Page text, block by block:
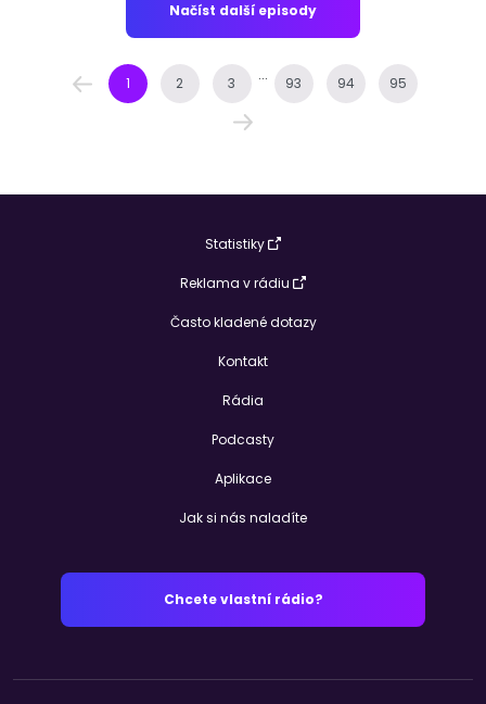
Načíst další episody
1 2 3 ... 93 94 95
Statistiky
Reklama v rádiu
Často kladené dotazy
Kontakt
Rádia
Podcasty
Aplikace
Jak si nás naladíte
Chcete vlastní rádio?